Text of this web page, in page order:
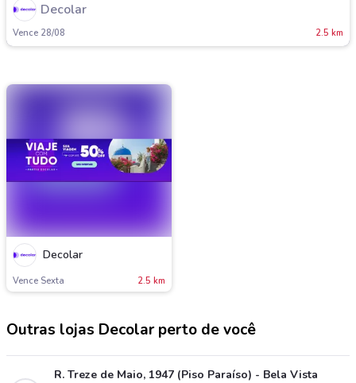
Decolar
Vence 28/08 2.5 km
Decolar
Vence Sexta 2.5 km
Outras lojas Decolar perto de você
R. Treze de Maio, 1947 (Piso Paraíso) - Bela Vista